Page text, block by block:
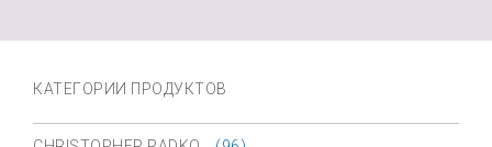
КАТЕГОРИИ ПРОДУКТОВ